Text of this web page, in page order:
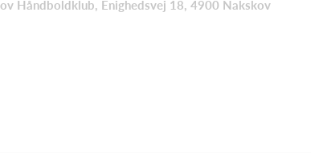
Håndboldklub, Enighedsvej 18, 4900 Nakskov